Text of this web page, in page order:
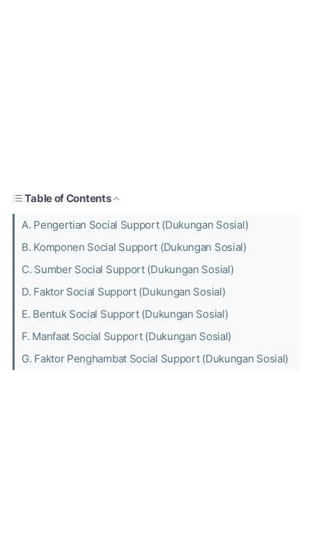
Table of Contents
A. Pengertian Social Support (Dukungan Sosial)
B. Komponen Social Support (Dukungan Sosial)
C. Sumber Social Support (Dukungan Sosial)
D. Faktor Social Support (Dukungan Sosial)
E. Bentuk Social Support (Dukungan Sosial)
F. Manfaat Social Support (Dukungan Sosial)
G. Faktor Penghambat Social Support (Dukungan Sosial)